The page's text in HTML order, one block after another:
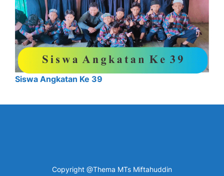
Siswa Angkatan Ke 39
Copyright @Thema MTs Miftahuddin